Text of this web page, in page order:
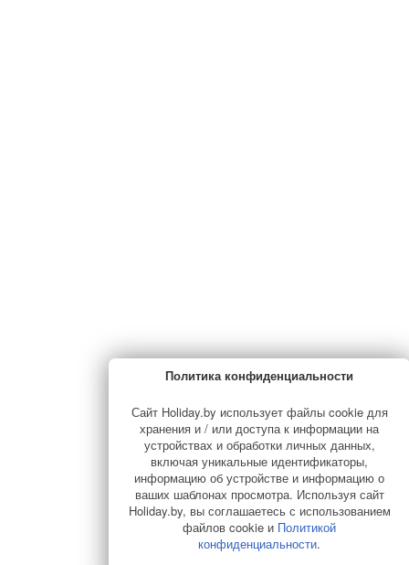
Политика конфиденциальности
Сайт Holiday.by использует файлы cookie для
хранения и / или доступа к информации на
устройствах и обработки личных данных,
включая уникальные идентификаторы,
информацию об устройстве и информацию о
ваших шаблонах просмотра. Используя сайт
Holiday.by, вы соглашаетесь с использованием
файлов cookie и Политикой
конфиденциальности.